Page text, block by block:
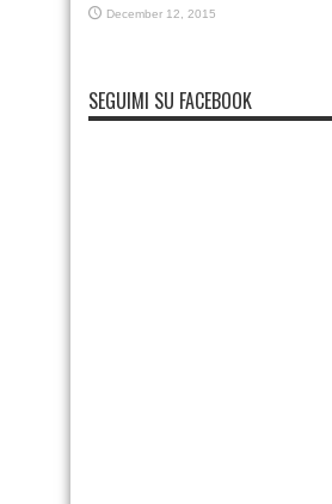
December 12, 2015
SEGUIMI SU FACEBOOK